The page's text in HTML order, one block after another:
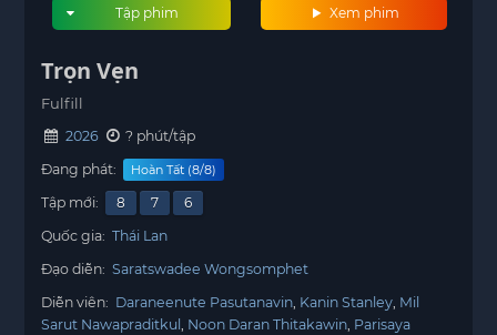
Xem phim
Tập phim
Trọn Vẹn
Fulfill
2026
? phút/tập
Đang phát:
Hoàn Tất (8/8)
Tập mới: 8 7
6
Quốc gia: Thái Lan
Đạo diễn: Saratswadee Wongsomphet
Diễn viên: Daraneenute Pasutanavin Kanin Stanley Mil
Sarut Nawapraditkul
Noon Daran Thitakawin Parisaya